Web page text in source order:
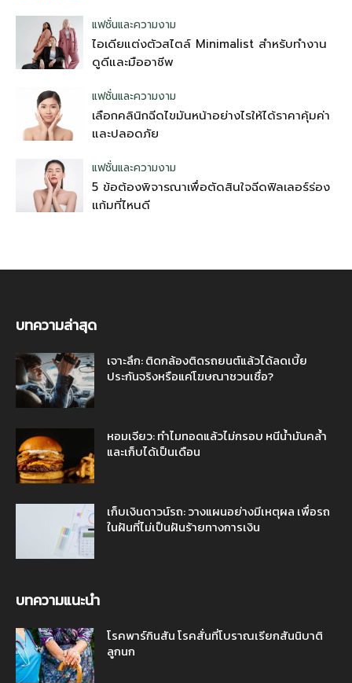
แฟชั่นและความงาม
ไอเดียแต่งตัวสไตล์ Minimalist สำหรับทำงาน
ดูดีและมืออาชีพ
แฟชั่นและความงาม
เลือกคลินิกฉีดไขมันหน้าอย่างไรให้ได้ราคาคุ้มค่า
และปลอดภัย
แฟชั่นและความงาม
5 ข้อต้องพิจารณาเพื่อตัดสินใจฉีดฟิลเลอร์ร่อง
แก้มที่ไหนดี
บทความล่าสุด
เจาะลึก: ติดกล้องติดรถยนต์แล้วได้ลดเบี้ย
ประกันจริงหรือแค่โฆษณาชวนเชื่อ?
หอมเจียว: ทำไมทอดแล้วไม่กรอบ หนีน้ำมันคล้ำ
และเก็บได้เป็นเดือน
เก็บเงินดาวน์รถ: วางแผนอย่างมีเหตุผล เพื่อรถ
ในฝันที่ไม่เป็นฝันร้ายทางการเงิน
บทความแนะนำ
โรคพาร์กินสัน โรคสั่นที่โบราณเรียกสันนิบาติ
ลูกนก